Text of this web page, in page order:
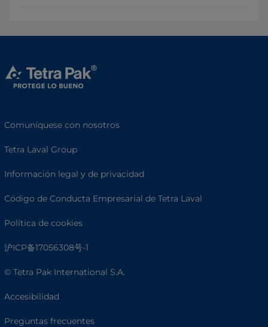
Comuníquese con nosotros
Tetra Laval Group
Información legal y de privacidad
Código de Conducta Empresarial de Tetra Laval
Política de cookies
沪ICP备17056308号-1
© Tetra Pak International S.A.
Accesibilidad
Preguntas frecuentes